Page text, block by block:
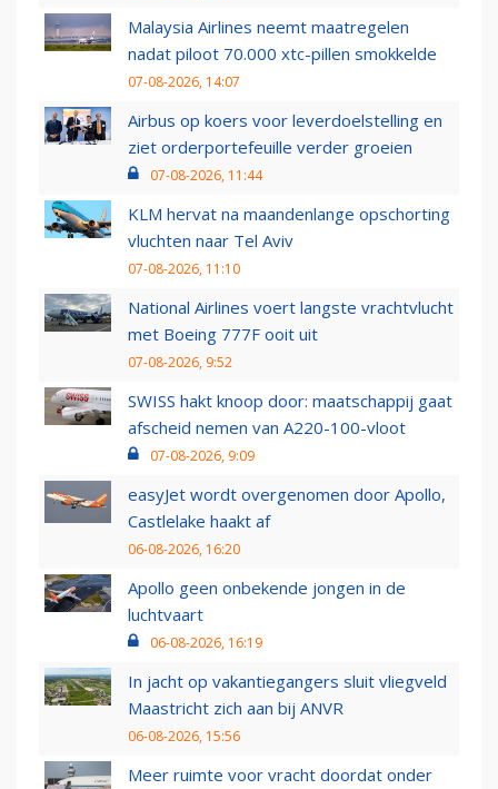
Malaysia Airlines neemt maatregelen
nadat piloot 70.000 xtc-pillen smokkelde
07-08-2026, 14:07
Airbus op koers voor leverdoelstelling en
ziet orderportefeuille verder groeien
07-08-2026, 11:44
KLM hervat na maandenlange opschorting
vluchten naar Tel Aviv
07-08-2026, 11:10
National Airlines voert langste vrachtvlucht
met Boeing 777F ooit uit
07-08-2026, 9:52
SWISS hakt knoop door: maatschappij gaat
afscheid nemen van A220-100-vloot
07-08-2026, 9:09
easyJet wordt overgenomen door Apollo,
Castlelake haakt af
06-08-2026, 16:20
Apollo geen onbekende jongen in de
luchtvaart
06-08-2026, 16:19
In jacht op vakantiegangers sluit vliegveld
Maastricht zich aan bij ANVR
06-08-2026, 15:56
Meer ruimte voor vracht doordat onder